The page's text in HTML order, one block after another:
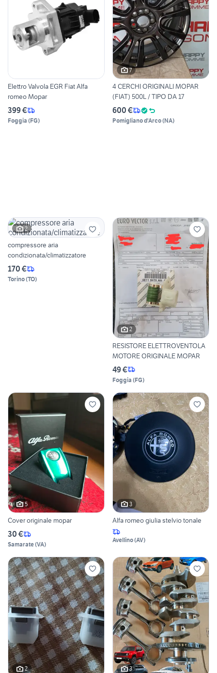
Elettro Valvola EGR Fiat Alfa
romeo Mopar
399 €
Foggia (FG)
7
4 CERCHI ORIGINALI MOPAR
(FIAT) 500L / TIPO DA 17
600 €
Pomigliano d'Arco(NA)
2
compressore aria
condizionata/climatizzatore
170 €
Torino(TO)
2
RESISTORE ELETTROVENTOLA
MOTORE ORIGINALE MOPAR
49 €
Foggia (FG)
5
Cover originale mopar
30 €
Samarate(VA)
3
Alfa romeo giulia stelvio tonale
Avellino(AV)
2 3